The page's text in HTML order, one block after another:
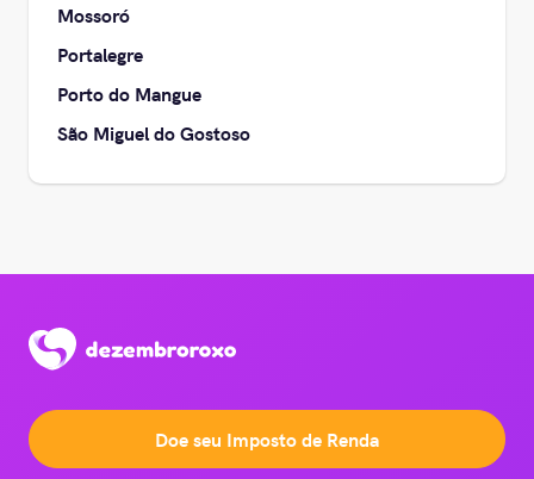
Mossoró
Portalegre
Porto do Mangue
São Miguel do Gostoso
Doe seu Imposto de Renda